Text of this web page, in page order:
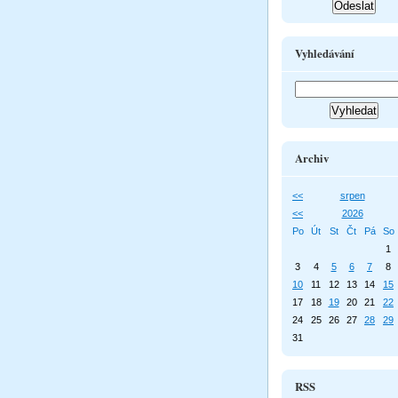
Vyhledávání
Archiv
<< srpen
<<
2026
Po
Út St Čt Pá So
1
3
4 5 6 7 8
10
11 12 13 14 15
17
18 19 20 21 22
24
25 26 27 28 29
31
RSS